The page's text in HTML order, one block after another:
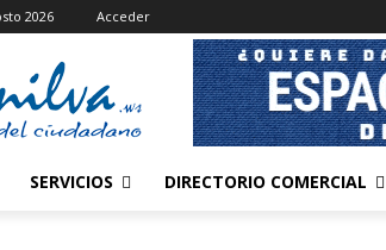
2026 Acceder
SERVICIOS DIRECTORIO COMERCIAL